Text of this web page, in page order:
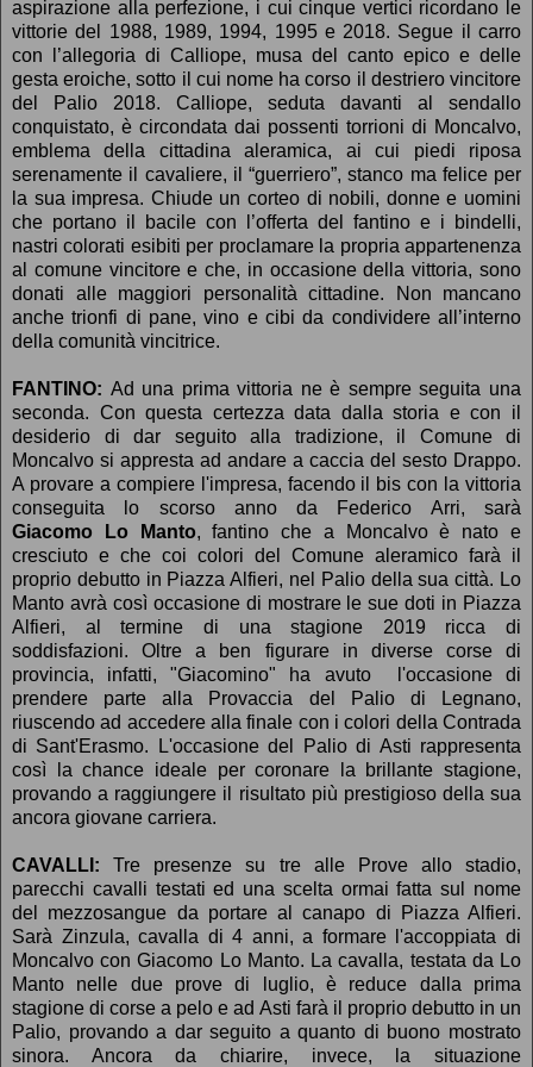
aspirazione alla perfezione, i cui cinque vertici ricordano le
vittorie del 1988, 1989, 1994, 1995 e 2018. Segue il carro
con l’allegoria di Calliope, musa del canto epico e delle
gesta eroiche, sotto il cui nome ha corso il destriero vincitore
del Palio 2018. Calliope, seduta davanti al sendallo
conquistato, è circondata dai possenti torrioni di Moncalvo,
emblema della cittadina aleramica, ai cui piedi riposa
serenamente il cavaliere, il “guerriero”, stanco ma felice per
la sua impresa. Chiude un corteo di nobili, donne e uomini
che portano il bacile con l’offerta del fantino e i bindelli,
nastri colorati esibiti per proclamare la propria appartenenza
al comune vincitore e che, in occasione della vittoria, sono
donati alle maggiori personalità cittadine. Non mancano
anche trionfi di pane, vino e cibi da condividere all’interno
della comunità vincitrice.
FANTINO: Ad una prima vittoria ne è sempre seguita una
seconda. Con questa certezza data dalla storia e con il
desiderio di dar seguito alla tradizione, il Comune di
Moncalvo si appresta ad andare a caccia del sesto Drappo.
A provare a compiere l'impresa, facendo il bis con la vittoria
conseguita lo scorso anno da Federico Arri, sarà
Giacomo
Lo Manto, fantino che a Moncalvo è nato e
cresciuto e che coi colori del Comune aleramico farà il
proprio debutto in Piazza Alfieri, nel Palio della sua città. Lo
Manto avrà così occasione di mostrare le sue doti in Piazza
Alfieri, al termine di una stagione 2019 ricca di
soddisfazioni. Oltre a ben figurare in diverse corse di
provincia, infatti, "Giacomino" ha avuto l'occasione di
prendere parte alla Provaccia del Palio di Legnano,
riuscendo ad accedere alla finale con i colori della Contrada
di Sant'Erasmo. L'occasione del Palio di Asti rappresenta
così la chance ideale per coronare la brillante stagione,
provando a raggiungere il risultato più prestigioso della sua
ancora giovane carriera.
CAVALLI:Tre presenze su tre alle Prove allo stadio,
parecchi cavalli testati ed una scelta ormai fatta sul nome
del mezzosangue da portare al canapo di Piazza Alfieri.
Sarà Zinzula, cavalla di 4 anni, a formare l'accoppiata di
Moncalvo con Giacomo Lo Manto. La cavalla, testata da Lo
Manto nelle due prove di luglio, è reduce dalla prima
stagione di corse a pelo e ad Asti farà il proprio debutto in un
Palio, provando a dar seguito a quanto di buono mostrato
sinora. Ancora da chiarire, invece, la situazione